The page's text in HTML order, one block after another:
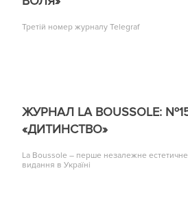
Третій номер журналу Telegraf
ЖУРНАЛ LA BOUSSOLE:
«ДИТИНСТВО»
La Boussole – перше незалежне естетичне
видання в Україні